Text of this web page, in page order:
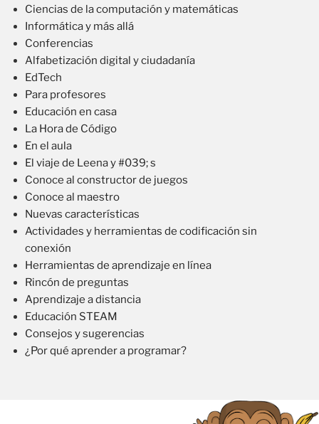
Ciencias de la computación y matemáticas
Informática y más allá
Conferencias
Alfabetización digital y ciudadanía
EdTech
Para profesores
Educación en casa
La Hora de Código
En el aula
El viaje de Leena y #039; s
Conoce al constructor de juegos
Conoce al maestro
Nuevas características
Actividades y herramientas de codificación sin
conexión
Herramientas de aprendizaje en línea
Rincón de preguntas
Aprendizaje a distancia
Educación STEAM
Consejos y sugerencias
¿Por qué aprender a programar?